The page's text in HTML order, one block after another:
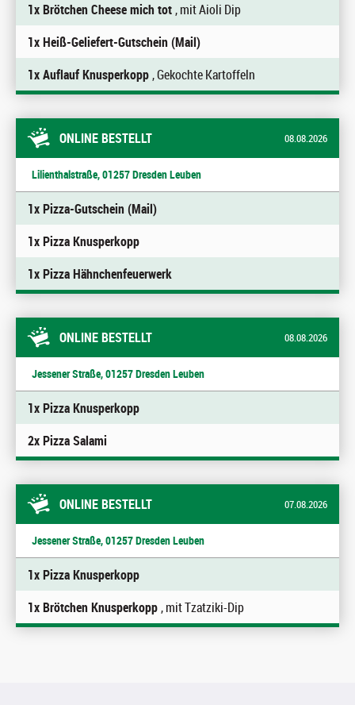
1x Brötchen Cheese mich tot, mit Aioli Dip
1x Heiß-Geliefert-Gutschein (Mail)
1x Auflauf Knusperkopp, Gekochte Kartoffeln
ONLINE BESTELLT 08.08.2026
Lilienthalstraße, 01257 Dresden Leuben
1x Pizza-Gutschein (Mail)
1x Pizza Knusperkopp
1x Pizza Hähnchenfeuerwerk
ONLINE BESTELLT 08.08.2026
Jessener Straße, 01257 Dresden Leuben
1x Pizza Knusperkopp
2x Pizza Salami
ONLINE BESTELLT 07.08.2026
Jessener Straße, 01257 Dresden Leuben
1x Pizza Knusperkopp
1x Brötchen Knusperkopp, mit Tzatziki-Dip